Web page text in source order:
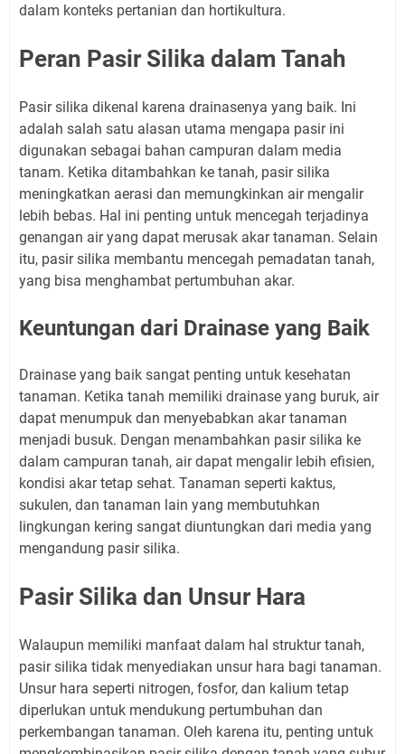
dalam konteks pertanian dan hortikultura.
Peran Pasir Silika dalam Tanah
Pasir silika dikenal karena drainasenya yang baik. Ini
adalah salah satu alasan utama mengapa pasir ini
digunakan sebagai bahan campuran dalam media
tanam. Ketika ditambahkan ke tanah, pasir silika
meningkatkan aerasi dan memungkinkan air mengalir
lebih bebas. Hal ini penting untuk mencegah terjadinya
genangan air yang dapat merusak akar tanaman. Selain
itu, pasir silika membantu mencegah pemadatan tanah,
yang bisa menghambat pertumbuhan akar.
Keuntungan dari Drainase yang Baik
Drainase yang baik sangat penting untuk kesehatan
tanaman. Ketika tanah memiliki drainase yang buruk, air
dapat menumpuk dan menyebabkan akar tanaman
menjadi busuk. Dengan menambahkan pasir silika ke
dalam campuran tanah, air dapat mengalir lebih efisien,
kondisi akar tetap sehat. Tanaman seperti kaktus,
sukulen, dan tanaman lain yang membutuhkan
lingkungan kering sangat diuntungkan dari media yang
mengandung pasir silika.
Pasir Silika dan Unsur Hara
Walaupun memiliki manfaat dalam hal struktur tanah,
pasir silika tidak menyediakan unsur hara bagi tanaman.
Unsur hara seperti nitrogen, fosfor, dan kalium tetap
diperlukan untuk mendukung pertumbuhan dan
perkembangan tanaman. Oleh karena itu, penting untuk